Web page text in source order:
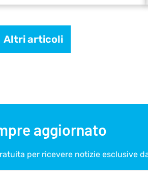
Altri articoli
aggiornato
per ricevere notizie esclusive